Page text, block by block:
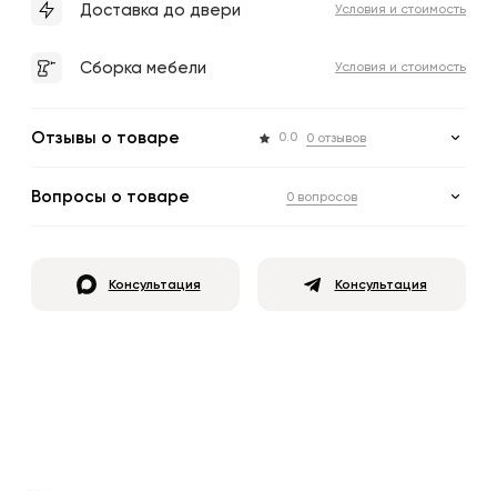
Доставка до двери Условия и стоимость
Сборка мебели Условия и стоимость
Отзывы о товаре 0.0 0 отзывов
Вопросы о товаре 0 вопросов
Консультация Консультация